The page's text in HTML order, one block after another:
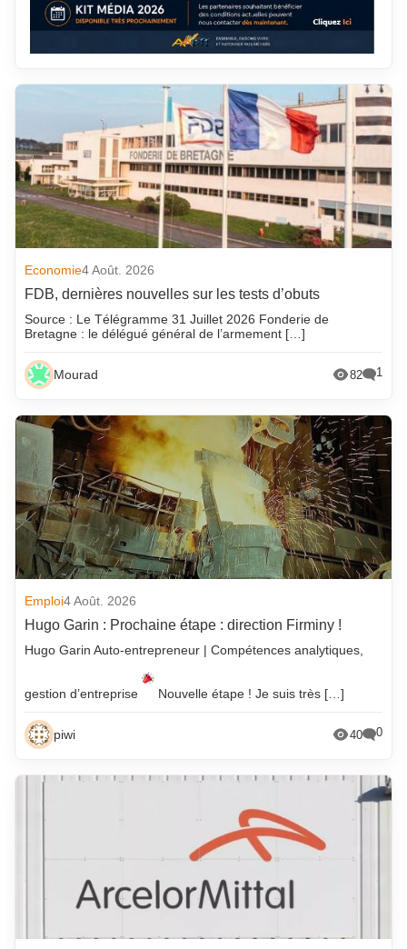
Economie4 Août. 2026
FDB, dernières nouvelles sur les tests d’obuts
Source : Le Télégramme 31 Juillet 2026 Fonderie de
Bretagne : le délégué général de l’armement […]
Mourad 82 1
Emploi4 Août. 2026
Hugo Garin : Prochaine étape : direction Firminy !
Hugo Garin Auto-entrepreneur | Compétences analytiques,
gestion d’entreprise Nouvelle étape ! Je suis très […]
piwi 40 0